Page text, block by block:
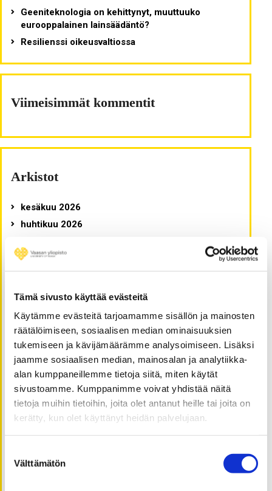
Tämä sivusto käyttää evästeitä
Käytämme evästeitä tarjoamamme sisällön ja mainosten
räätälöimiseen, sosiaalisen median ominaisuuksien
tukemiseen ja kävijämäärämme analysoimiseen. Lisäksi
jaamme sosiaalisen median, mainosalan ja analytiikka-
alan kumppaneillemme tietoja siitä, miten käytät
sivustoamme. Kumppanimme voivat yhdistää näitä
tietoja muihin tietoihin, joita olet antanut heille tai joita on
kerätty, kun olet käyttänyt heidän palvelujaan.
valinta
Välttämätön
Geeniteknologia on kehittynyt, muuttuuko
eurooppalainen lainsäädäntö?
Resilienssi oikeusvaltiossa
Viimeisimmät kommentit
Arkistot
kesäkuu 2026
huhtikuu 2026
helmikuu 2025
kesäkuu 2024
kesäkuu 2022
helmikuu 2022
lokakuu 2021
huhtikuu 2021
helmikuu 2021
tammikuu 2021
joulukuu 2020
syyskuu 2020